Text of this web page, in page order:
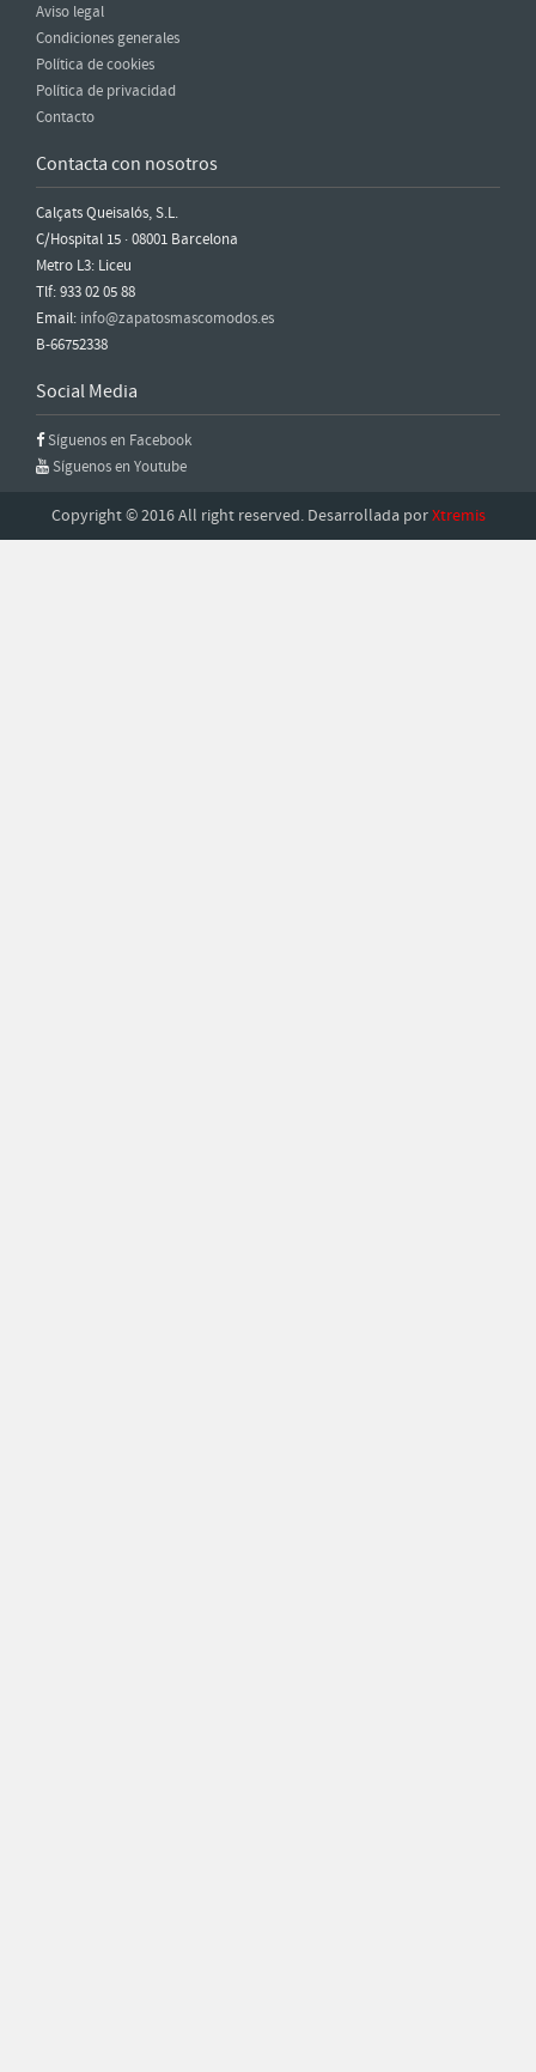
Aviso legal
Condiciones generales
Política de cookies
Política de privacidad
Contacto
Contacta con nosotros
Calçats Queisalós, S.L.
C/Hospital 15 · 08001 Barcelona
Metro L3: Liceu
Tlf: 933 02 05 88
Email: info@zapatosmascomodos.es
B-66752338
Social Media
Síguenos en Facebook
Síguenos en Youtube
Copyright © 2016 All right reserved. Desarrollada porXtremis